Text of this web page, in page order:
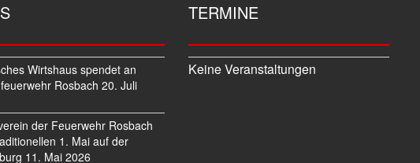
Wirtshaus spendet an
Rosbach 20. Juli
der Feuerwehr Rosbach
1. Mai auf der
11. Mai 2026
TERMINE
Keine Veranstaltungen